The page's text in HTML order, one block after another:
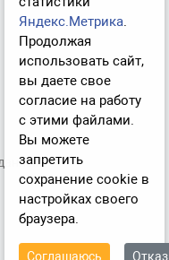
Яндекс.Метрика.
Продолжая
использовать сайт,
вы даете свое
согласие на работу
с этими файлами.
Вы можете
запретить
сохранение cookie в
настройках своего
браузера.
Соглашаюсь